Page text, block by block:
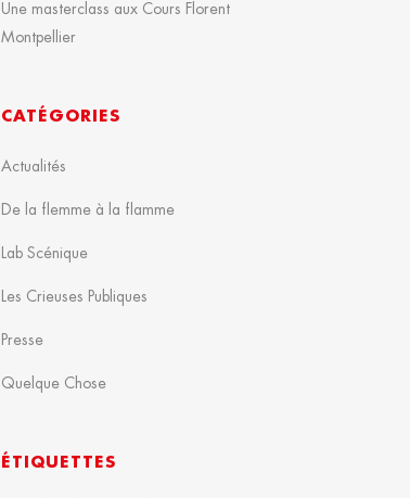
Une masterclass aux Cours Florent
Montpellier
CATÉGORIES
Actualités
De la flemme à la flamme
Lab Scénique
Les Crieuses Publiques
Presse
Quelque Chose
ÉTIQUETTES